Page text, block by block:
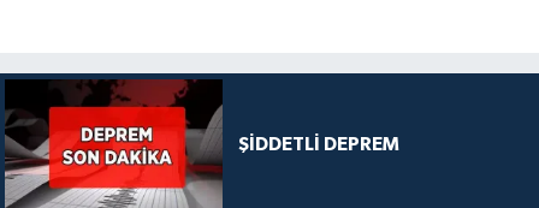
ŞİDDETLİ DEPREM